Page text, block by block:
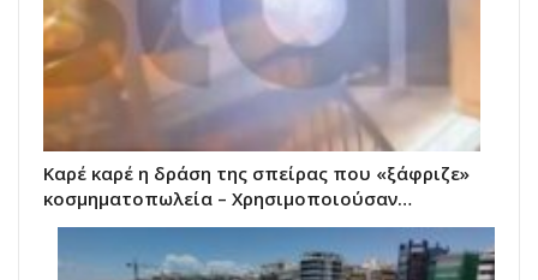
Καρέ καρέ η δράση της σπείρας που «ξάφριζε»
κοσμηματοπωλεία – Χρησιμοποιούσαν…